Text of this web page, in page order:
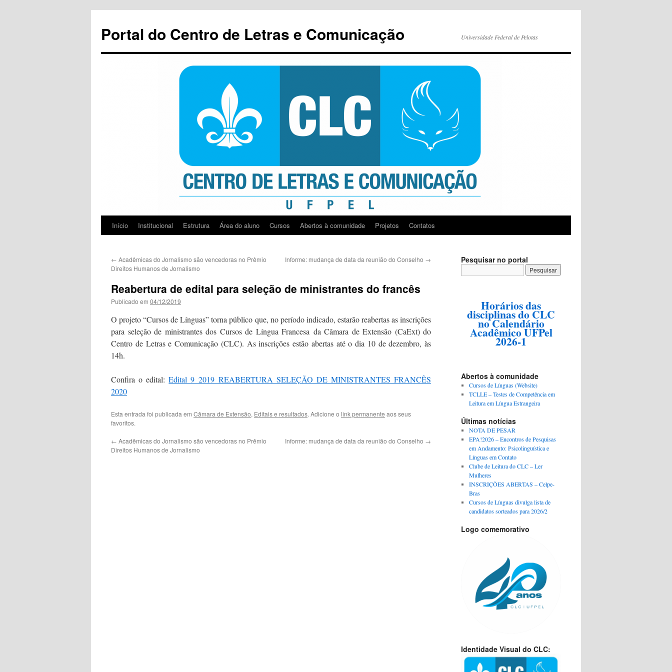
conteúdo
Portal do Centro de Letras e Comunicação Universidade Federal de Pelotas
Início Institucional Estrutura Área do aluno Cursos Abertos à comunidade Projetos Contatos
← Acadêmicas do Jornalismo são vencedoras no Prêmio
Direitos Humanos de Jornalismo
Informe: mudança de data da reunião do Conselho →
Reabertura de edital para seleção de ministrantes do francês
Publicado em 04/12/2019
O projeto “Cursos de Línguas” torna público que, no período indicado, estarão reabertas as inscrições
para seleção de ministrantes dos Cursos de Língua Francesa da Câmara de Extensão (CaExt) do
Centro de Letras e Comunicação (CLC). As inscrições estão abertas até o dia 10 de dezembro, às
14h.
Confira o edital:Edital 9_2019 REABERTURA SELEÇÃO DE MINISTRANTES FRANCÊS
2020
Esta entrada foi publicada em Câmara de Extensão, Editais e resultados. Adicione o link permanente aos seus
favoritos.
← Acadêmicas do Jornalismo são vencedoras no Prêmio
Direitos Humanos de Jornalismo
Informe: mudança de data da reunião do Conselho →
Pesquisar no portal
Horários das
disciplinas do CLC
no Calendário
Acadêmico UFPel
2026-1
Abertos à comunidade
Cursos de Línguas (Website)
TCLLE – Testes de Competência em
Leitura em Língua Estrangeira
Últimas notícias
NOTA DE PESAR
EPA!2026 – Encontros de Pesquisas
em Andamento: Psicolinguística e
Línguas em Contato
Clube de Leitura do CLC – Ler
Mulheres
INSCRIÇÕES ABERTAS – Celpe-
Bras
Cursos de Línguas divulga lista de
candidatos sorteados para 2026/2
Logo comemorativo
Identidade Visual do CLC: